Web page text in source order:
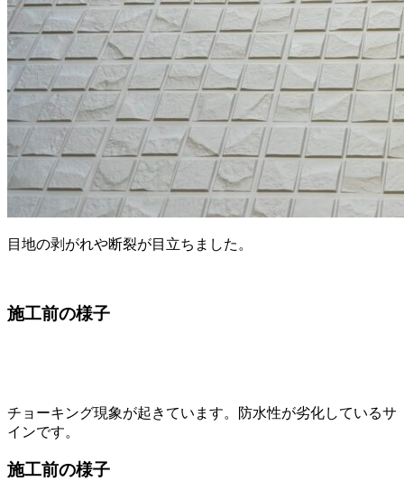
目地の剥がれや断裂が目立ちました。
施工前の様子
チョーキング現象が起きています。防水性が劣化しているサ
インです。
施工前の様子